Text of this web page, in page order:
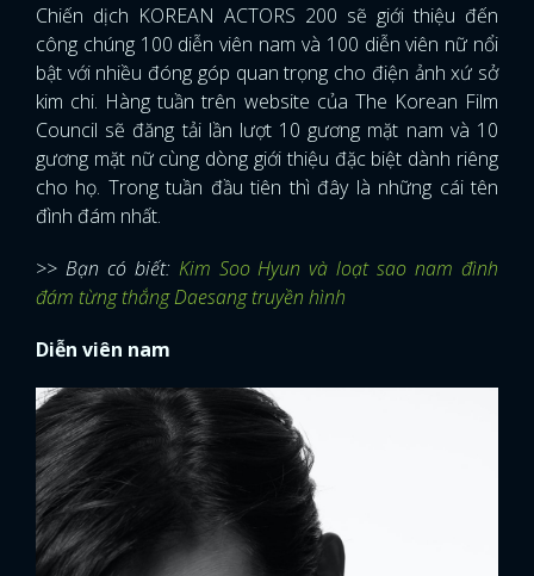
Chiến dịch KOREAN ACTORS 200 sẽ giới thiệu đến
công chúng 100 diễn viên nam và 100 diễn viên nữ nổi
bật với nhiều đóng góp quan trọng cho điện ảnh xứ sở
kim chi. Hàng tuần trên website của The Korean Film
Council sẽ đăng tải lần lượt 10 gương mặt nam và 10
gương mặt nữ cùng dòng giới thiệu đặc biệt dành riêng
cho họ. Trong tuần đầu tiên thì đây là những cái tên
đình đám nhất.
>> Bạn có biết: Kim Soo Hyun và loạt sao nam đình
đám từng thắng Daesang truyền hình
Diễn viên nam